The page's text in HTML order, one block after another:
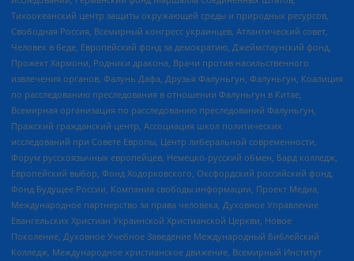
Тихоокеанский центр защиты окружающей среды и природных ресурсов,
Свободная Россия, Всемирный конгресс украинцев, Атлантический совет,
Человек в беде, Европейский фонд за демократию, Джеймстаунский фонд,
Прожект Хармони, Родники дракона, Врачи против насильственного
извлечения органов, Фалунь Дафа, Друзья Фалуньгун, Фалуньгун, Коалиция
по расследованию преследования в отношении Фалуньгун в Китае,
Всемирная организация по расследованию преследований Фалуньгун,
Пражский гражданский центр, Ассоциация школ политических
исследований при Совете Европы, Центр либеральной современности,
Форум русскоязычных европейцев, Немецко-русский обмен, Бард колледж,
Европейский выбор, Фонд Ходорковского, Оксфордский российский фонд,
Фонд Будущее России, Компания свободы информации, Проект Медиа,
Международное партнерство за права человека, Духовное Управление
Евангельских Христиан Украинской Христианской Церкви, Новое
Поколение, Духовное Учебное Заведение Международный Библейский
Колледж, Международное христианское движение, Всемирный Институт